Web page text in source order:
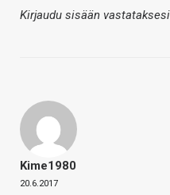
Kirjaudu sisään vastataksesi
Kime1980
20.6.2017